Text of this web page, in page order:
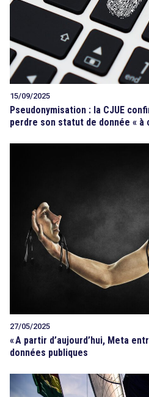
15/09/2025
Pseudonymisation : la CJUE
perdre son statut de donnée «
27/05/2025
«A partir d’aujourd’hui, Meta
données publiques